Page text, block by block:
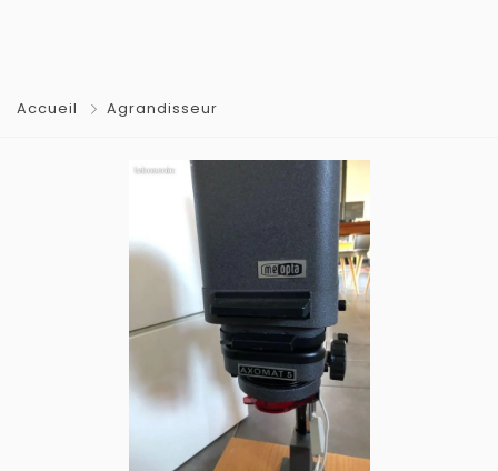
Accueil Agrandisseur